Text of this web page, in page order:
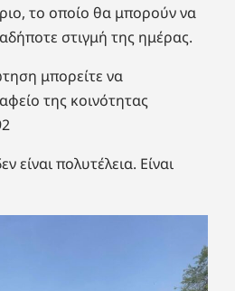
το οποίο θα μπορούν να
στιγμή της ημέρας.
μπορείτε να
της κοινότητας
είναι πολυτέλεια. Είναι